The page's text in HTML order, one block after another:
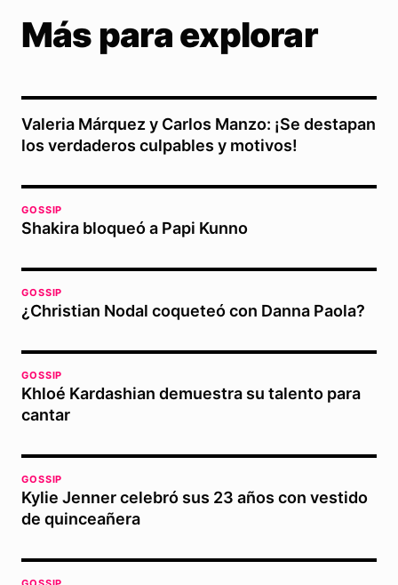
Más para explorar
Valeria Márquez y Carlos Manzo: ¡Se destapan
los verdaderos culpables y motivos!
GOSSIP
Shakira bloqueó a Papi Kunno
GOSSIP
¿Christian Nodal coqueteó con Danna Paola?
GOSSIP
Khloé Kardashian demuestra su talento para
cantar
GOSSIP
Kylie Jenner celebró sus 23 años con vestido
de quinceañera